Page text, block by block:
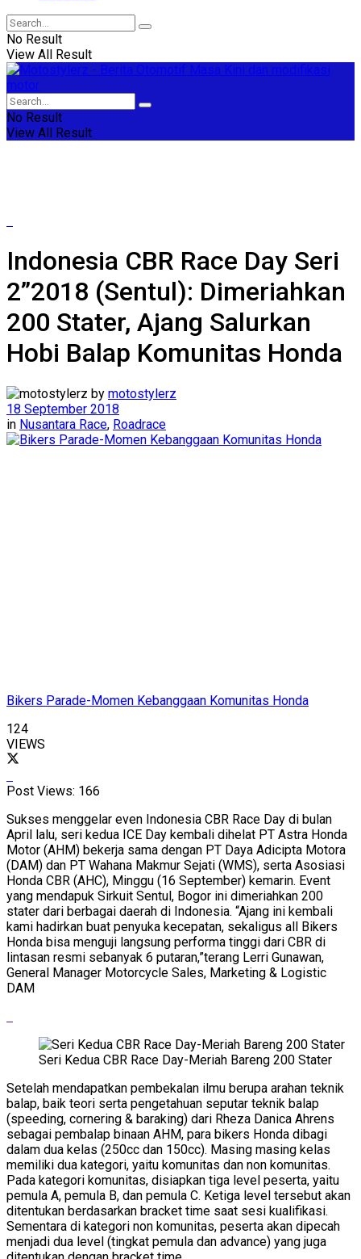
No Result
View All Result
No Result
View All Result
Indonesia CBR Race Day Seri
2”2018 (Sentul): Dimeriahkan
200 Stater, Ajang Salurkan
Hobi Balap Komunitas Honda
by motostylerz
18 September 2018
in Nusantara Race, Roadrace
Bikers Parade-Momen Kebanggaan Komunitas Honda
124
VIEWS
Post Views: 166
Sukses menggelar even Indonesia CBR Race Day di bulan
April lalu, seri kedua ICE Day kembali dihelat PT Astra Honda
Motor (AHM) bekerja sama dengan PT Daya Adicipta Motora
(DAM) dan PT Wahana Makmur Sejati (WMS), serta Asosiasi
Honda CBR (AHC), Minggu (16 September) kemarin. Event
yang mendapuk Sirkuit Sentul, Bogor ini dimeriahkan 200
stater dari berbagai daerah di Indonesia. “Ajang ini kembali
kami hadirkan buat penyuka kecepatan, sekaligus all Bikers
Honda bisa menguji langsung performa tinggi dari CBR di
lintasan resmi sebanyak 6 putaran,”terang Lerri Gunawan,
General Manager Motorcycle Sales, Marketing & Logistic
DAM
Seri Kedua CBR Race Day-Meriah Bareng 200 Stater
Setelah mendapatkan pembekalan ilmu berupa arahan teknik
balap, baik teori serta pengetahuan seputar teknik balap
(speeding, cornering & baraking) dari Rheza Danica Ahrens
sebagai pembalap binaan AHM, para bikers Honda dibagi
dalam dua kelas (250cc dan 150cc). Masing masing kelas
memiliki dua kategori, yaitu komunitas dan non komunitas.
Pada kategori komunitas, disiapkan tiga level peserta, yaitu
pemula A, pemula B, dan pemula C. Ketiga level tersebut akan
ditentukan berdasarkan bracket time saat sesi kualifikasi.
Sementara di kategori non komunitas, peserta akan dipecah
menjadi dua level (tingkat pemula dan advance) yang juga